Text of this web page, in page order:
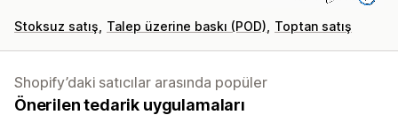
Stoksuz satış Talep üzerine baskı (POD) Toptan satış
Shopify’daki satıcılar arasında popüler
Önerilen tedarik uygulamaları